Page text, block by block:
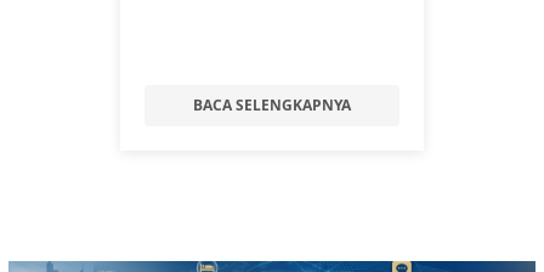
BACA SELENGKAPNYA